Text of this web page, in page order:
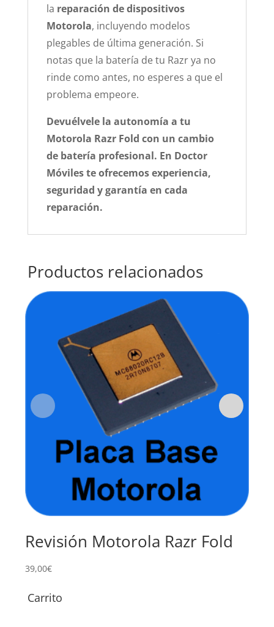
la reparación de dispositivos
Motorola, incluyendo modelos
plegables de última generación. Si
notas que la batería de tu Razr ya no
rinde como antes, no esperes a que el
problema empeore.
Devuélvele la autonomía a tu
Motorola Razr Fold con un cambio
de batería profesional. En Doctor
Móviles te ofrecemos experiencia,
seguridad y garantía en cada
reparación.
Productos relacionados
Revisión Motorola Razr Fold
39,00€
Carrito